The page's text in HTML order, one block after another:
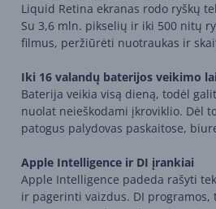
Liquid Retina ekranas rodo ryškų
Su 3,6 mln. pikselių ir iki 500 nitų
filmus, peržiūrėti nuotraukas ir
Iki 16 valandų baterijos veikimo
Baterija veikia visą dieną, todėl
nuolat neieškodami įkroviklio. Dėl
patogus palydovas paskaitose,
Apple Intelligence ir DI įrankiai
Apple Intelligence padeda rašyti
ir pagerinti vaizdus. DI programos,